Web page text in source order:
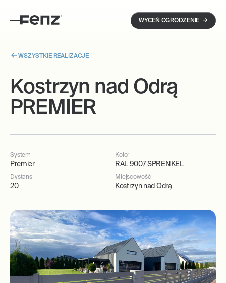
WYCEŃ OGRODZENIE →
WSZYSTKIE REALIZACJE
Kostrzyn nad Odrą
PREMIER
System
Premier
Kolor
RAL 9007 SPRENKEL
Dystans
20
Miejscowość
Kostrzyn nad Odrą